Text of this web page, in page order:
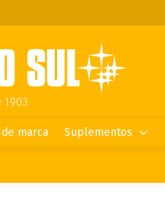
1903.
marca Suplementos